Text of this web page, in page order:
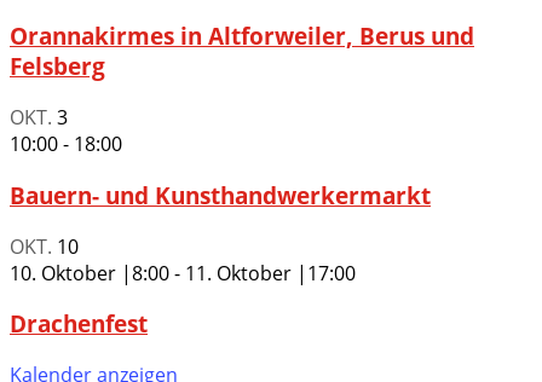
Orannakirmes in Altforweiler, Berus und
Felsberg
OKT. 3
10:00- 18:00
Bauern- und Kunsthandwerkermarkt
OKT. 10
10. Oktober |8:00- 11. Oktober |17:00
Drachenfest
Kalender anzeigen